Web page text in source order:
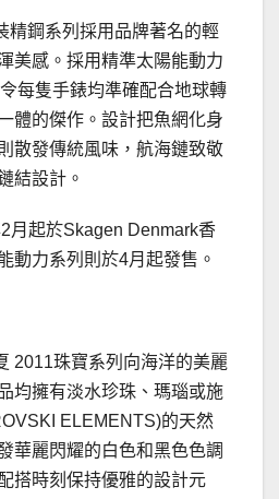
精鋼系列採用品牌著名的輕
美感。採用精準太陽能動力
每隻手錶均準確配合地球轉
體的傑作。設計把魚網化身
散發傳統風味，航海鏈致敬
結設計。
月起於Skagen Denmark香
動力系列則於4月起發售。
2011珠寶系列向海洋的美麗
均擁有淡水珍珠、瑪瑙或施
ELEMENTS)的天然
華麗閃耀的白色和黑色色調
搭時刻保持優雅的設計元